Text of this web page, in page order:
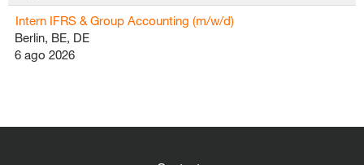
Intern IFRS & Group Accounting (m/w/d)
Berlin, BE, DE
6 ago 2026